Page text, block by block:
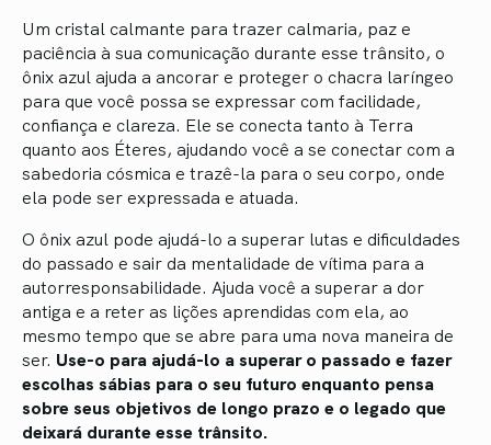
Um cristal calmante para trazer calmaria, paz e
paciência à sua comunicação durante esse trânsito, o
ônix azul ajuda a ancorar e proteger o chacra laríngeo
para que você possa se expressar com facilidade,
confiança e clareza. Ele se conecta tanto à Terra
quanto aos Éteres, ajudando você a se conectar com a
sabedoria cósmica e trazê-la para o seu corpo, onde
ela pode ser expressada e atuada.
O ônix azul pode ajudá-lo a superar lutas e dificuldades
do passado e sair da mentalidade de vítima para a
autorresponsabilidade. Ajuda você a superar a dor
antiga e a reter as lições aprendidas com ela, ao
mesmo tempo que se abre para uma nova maneira de
ser. Use-o para ajudá-lo a superar o passado e fazer
escolhas sábias para o seu futuro enquanto pensa
sobre seus objetivos de longo prazo e o legado que
deixará durante esse trânsito.